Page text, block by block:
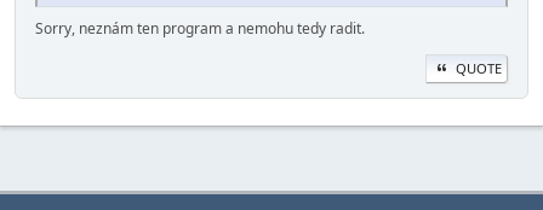
Sorry, neznám ten program a nemohu tedy radit.
QUOTE